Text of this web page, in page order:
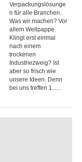
Verpackungslösunge
n für alle Branchen.
Was wir machen? Vor
allem Wellpappe.
Klingt erst einmal
nach einem
trockenen
Industriezweig? Ist
aber so frisch wie
unsere Ideen. Denn
bei uns treffen 1......